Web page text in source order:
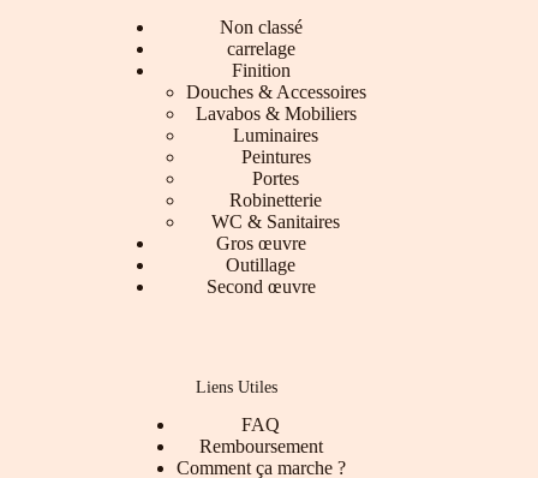
Non classé
carrelage
Finition
Douches & Accessoires
Lavabos & Mobiliers
Luminaires
Peintures
Portes
Robinetterie
WC & Sanitaires
Gros œuvre
Outillage
Second œuvre
Liens Utiles
FAQ
Remboursement
Comment ça marche ?